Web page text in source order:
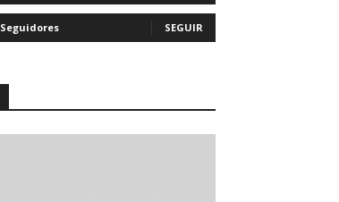
Seguidores SEGUIR